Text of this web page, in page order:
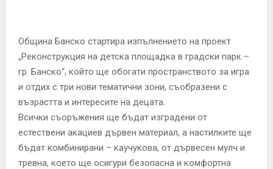
Община Банско стартира изпълнението на проект
„Реконструкция на детска площадка в градски парк –
гр. Банско“, който ще обогати пространството за игра
и отдих с три нови тематични зони, съобразени с
възрастта и интересите на децата.
Всички съоръжения ще бъдат изградени от
естествени акациев дървен материал, а настилките ще
бъдат комбинирани – каучукова, от дървесен мулч и
тревна, което ще осигури безопасна и комфортна